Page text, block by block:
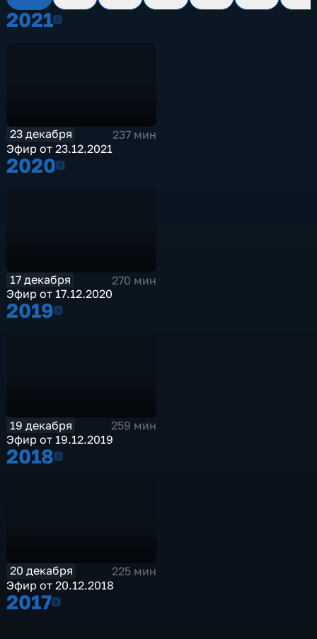
20212021
23 декабря
237 мин
Эфир от 23.12.2021
20202020
17 декабря
270 мин
Эфир от 17.12.2020
20192019
19 декабря
259 мин
Эфир от 19.12.2019
20182018
20 декабря
225 мин
Эфир от 20.12.2018
20172017